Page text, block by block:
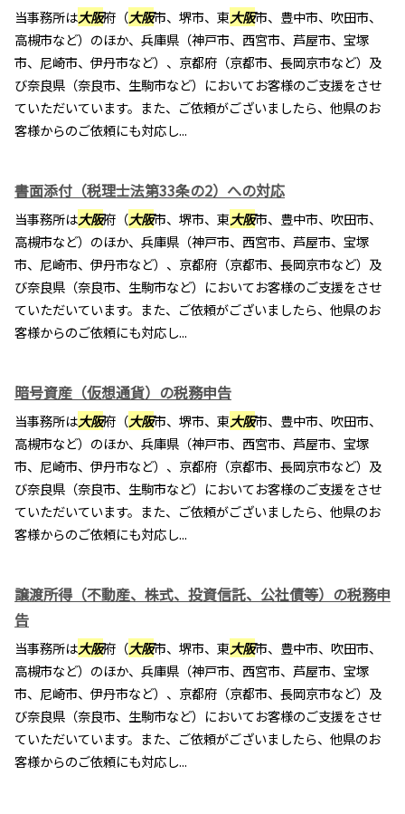
当事務所は大阪府（大阪市、堺市、東大阪市、豊中市、吹田市、
高槻市など）のほか、兵庫県（神戸市、西宮市、芦屋市、宝塚
市、尼崎市、伊丹市など）、京都府（京都市、長岡京市など）及
び奈良県（奈良市、生駒市など）においてお客様のご支援をさせ
ていただいています。また、ご依頼がございましたら、他県のお
客様からのご依頼にも対応し...
書面添付（税理士法第33条の2）への対応
当事務所は大阪府（大阪市、堺市、東大阪市、豊中市、吹田市、
高槻市など）のほか、兵庫県（神戸市、西宮市、芦屋市、宝塚
市、尼崎市、伊丹市など）、京都府（京都市、長岡京市など）及
び奈良県（奈良市、生駒市など）においてお客様のご支援をさせ
ていただいています。また、ご依頼がございましたら、他県のお
客様からのご依頼にも対応し...
暗号資産（仮想通貨）の税務申告
当事務所は大阪府（大阪市、堺市、東大阪市、豊中市、吹田市、
高槻市など）のほか、兵庫県（神戸市、西宮市、芦屋市、宝塚
市、尼崎市、伊丹市など）、京都府（京都市、長岡京市など）及
び奈良県（奈良市、生駒市など）においてお客様のご支援をさせ
ていただいています。また、ご依頼がございましたら、他県のお
客様からのご依頼にも対応し...
譲渡所得（不動産、株式、投資信託、公社債等）の税務申
告
当事務所は大阪府（大阪市、堺市、東大阪市、豊中市、吹田市、
高槻市など）のほか、兵庫県（神戸市、西宮市、芦屋市、宝塚
市、尼崎市、伊丹市など）、京都府（京都市、長岡京市など）及
び奈良県（奈良市、生駒市など）においてお客様のご支援をさせ
ていただいています。また、ご依頼がございましたら、他県のお
客様からのご依頼にも対応し...